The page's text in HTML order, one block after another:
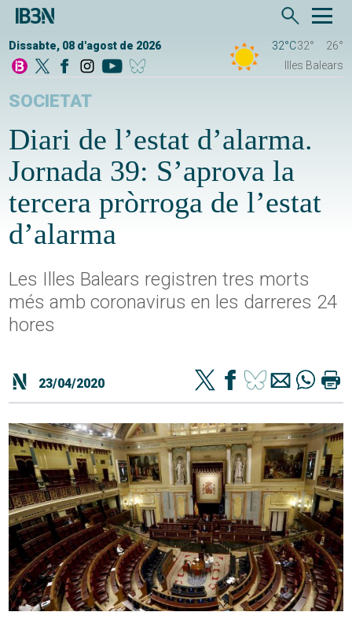
Dissabte, 08 d'agost de 2026 32°C32°
26°
Illes Balears
SOCIETAT
Diari de l’estat d’alarma.
Jornada 39: S’aprova la
tercera pròrroga de l’estat
d’alarma
Les Illes Balears registren tres morts
més amb coronavirus en les darreres 24
hores
23/04/2020